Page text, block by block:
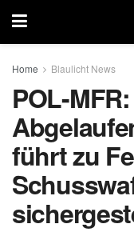
Home Blaulicht News
POL-
führt zu